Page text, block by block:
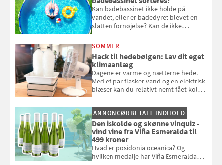
Kan badebassinet ikke holde på
vandet, eller er badedyret blevet en
slatten fornøjelse? Kan de ikke
opmærksom, når du smider
badebassinet eller et badedyr ud
SOMMER
Hack til hedebølgen: Lav dit eget
klimaanlæg
Dagene er varme og nætterne hede.
Med et par flasker vand og en elektrisk
blæser kan du relativt nemt fået koldt
og se, hvordan du gør
ANNONCØRBETALT INDHOLD
Den iskolde og skønne vinquiz -
vind vine fra Viña Esmeralda til
499 kroner
Hvad er posidonia oceanica? Og
hvilken medalje har Viña Esmeralda